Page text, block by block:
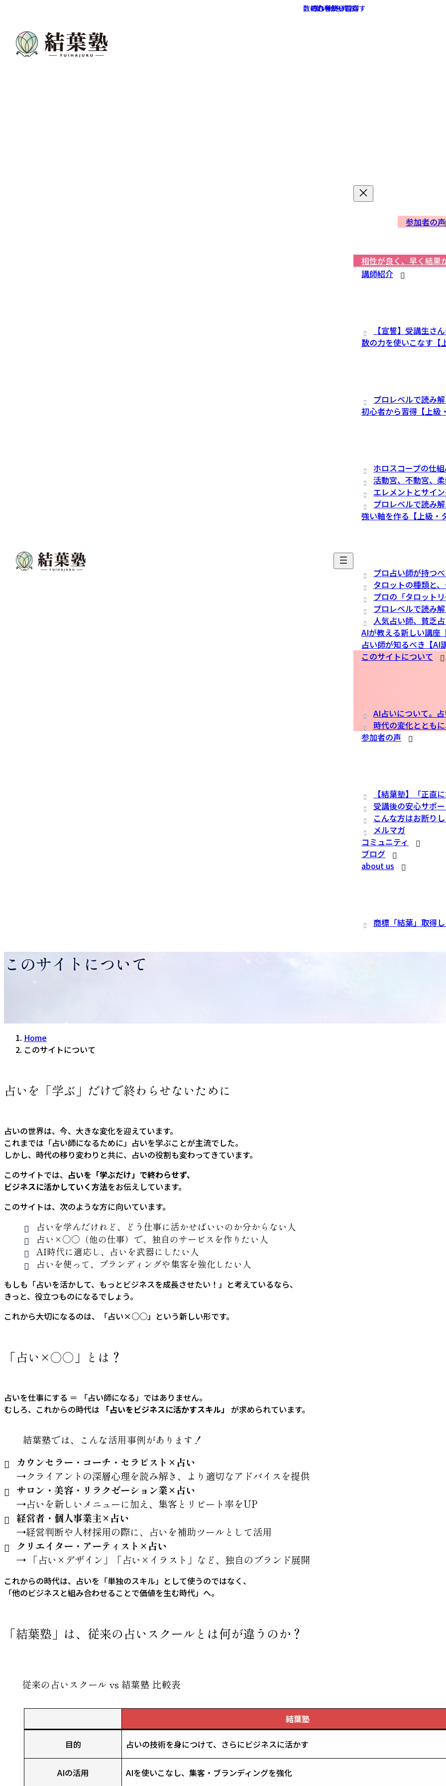
参加者の声
相性が良く、早く結果
講師紹介
【宣誓】受講生さ
数の力を使いこなす【
プロレベルで読み
初心者から習得【上級
ホロスコープの仕
活動宮、不動宮、
エレメントとサイ
プロレベルで読み
強い軸を作る【上級・
プロ占い師が持つ
タロットの種類と
プロの「タロット
プロレベルで読み
人気占い師、貧乏
AIが教える新しい講座
占い師が知るべき【AI
このサイトについて
AI占いについて。
時代の変化ととも
参加者の声
【結葉塾】「正直
受講後の安心サポ
こんな方はお断り
メルマガ
コミュニティ
ブログ
about us
商標「結葉」取得
このサイトについて
Home
このサイトについて
占いを「学ぶ」だけで終わらせないために
占いの世界は、今、大きな変化を迎えています。
これまでは「占い師になるために」占いを学ぶことが主流でした。
しかし、時代の移り変わりと共に、占いの役割も変わってきています。
このサイトでは、 占いを「学ぶだけ」で終わらせず、
ビジネスに活かしていく方法をお伝えしています。
このサイトは、次のような方に向いています。
占いを学んだけれど、どう仕事に活かせばいいのか分からない人
占い×○○（他の仕事）で、独自のサービスを作りたい人
AI時代に適応し、占いを武器にしたい人
占いを使って、ブランディングや集客を強化したい人
もしも「占いを活かして、もっとビジネスを成長させたい！」と考えているなら、
きっと、役立つものになるでしょう。
これから大切になるのは、「占い×○○」という新しい形です。
「占い×○○」とは？
占いを仕事にする ＝ 「占い師になる」ではありません。
むしろ、これからの時代は
「占いをビジネスに活かすスキル」 が求められています。
結葉塾では、こんな活用事例があります！
カウンセラー・コーチ・セラピスト×占い
→クライアントの深層心理を読み解き、より適切なアドバイスを提供
サロン・美容・リラクゼーション業×占い
→占いを新しいメニューに加え、集客とリピート率をUP
経営者・個人事業主×占い
→経営判断や人材採用の際に、占いを補助ツールとして活用
クリエイター・アーティスト×占い
→ 「占い×デザイン」「占い×イラスト」など、独自のブランド展開
これからの時代は、占いを「単独のスキル」として使うのではなく、
「他のビジネスと組み合わせることで価値を生む時代」へ。
「結葉塾」は、従来の占いスクールとは何が違うのか？
従来の占いスクール vs 結葉塾 比較表
結葉塾
目的 占いの技術を身につけて、さらにビジネスに活かす
AIの活用 AIを使いこなし、集客・ブランディングを強化